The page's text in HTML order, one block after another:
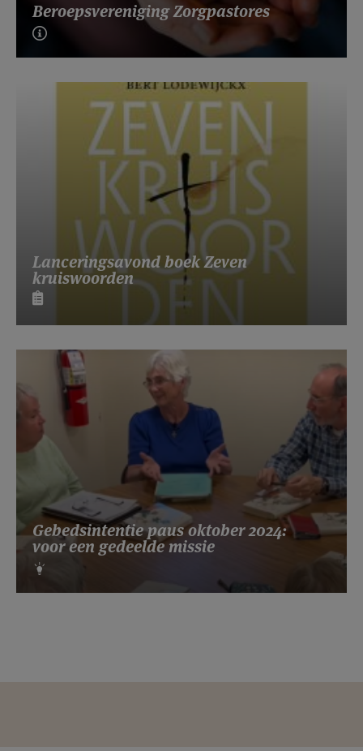
Beroepsvereniging Zorgpastores
Lanceringsavond boek Zeven
kruiswoorden
Gebedsintentie paus oktober 2024:
voor een gedeelde missie